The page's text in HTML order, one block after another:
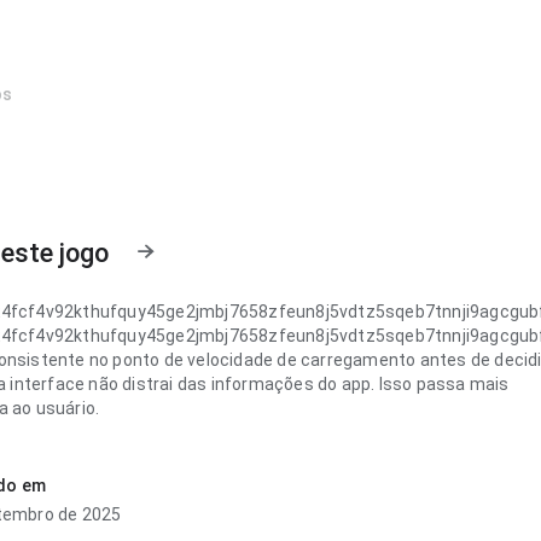
jogo
no ponto de velocidade de carregamento antes de
interface não distrai das informações do app. Isso passa mais
ao usuário.
no ponto de fluxo de navegação ao alternar detalhes; os
fáceis de acompanhar. Isso passa mais confiança ao usuário.
em
de 2025